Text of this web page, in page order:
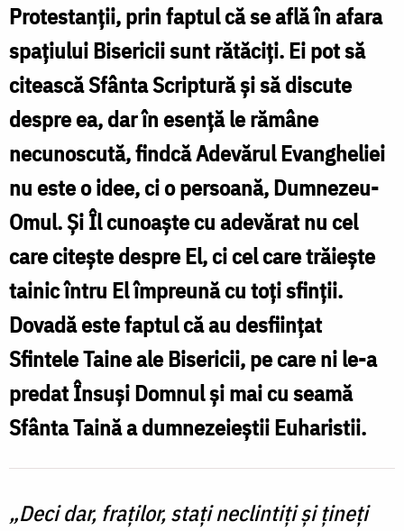
și
abaterile
protestanților?
Protestanții, prin faptul că se află în afara
spațiului Bisericii sunt rătăciți. Ei pot să
citească Sfânta Scriptură și să discute
despre ea, dar în esență le rămâne
necunoscută, findcă Adevărul Evangheliei
nu este o idee, ci o persoană, Dumnezeu-
Omul. Și Îl cunoaște cu adevărat nu cel
care citește despre El, ci cel care trăiește
tainic întru El împreună cu toți sfinții.
Dovadă este faptul că au desființat
Sfintele Taine ale Bisericii, pe care ni le-a
predat Însuși Domnul și mai cu seamă
Sfânta Taină a dumnezeieștii Euharistii.
„Deci dar, fraților, stați neclintiți și țineți